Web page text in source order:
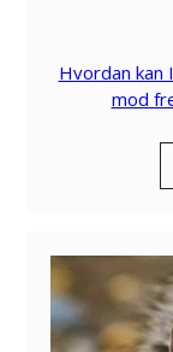
Hvordan kan
mod